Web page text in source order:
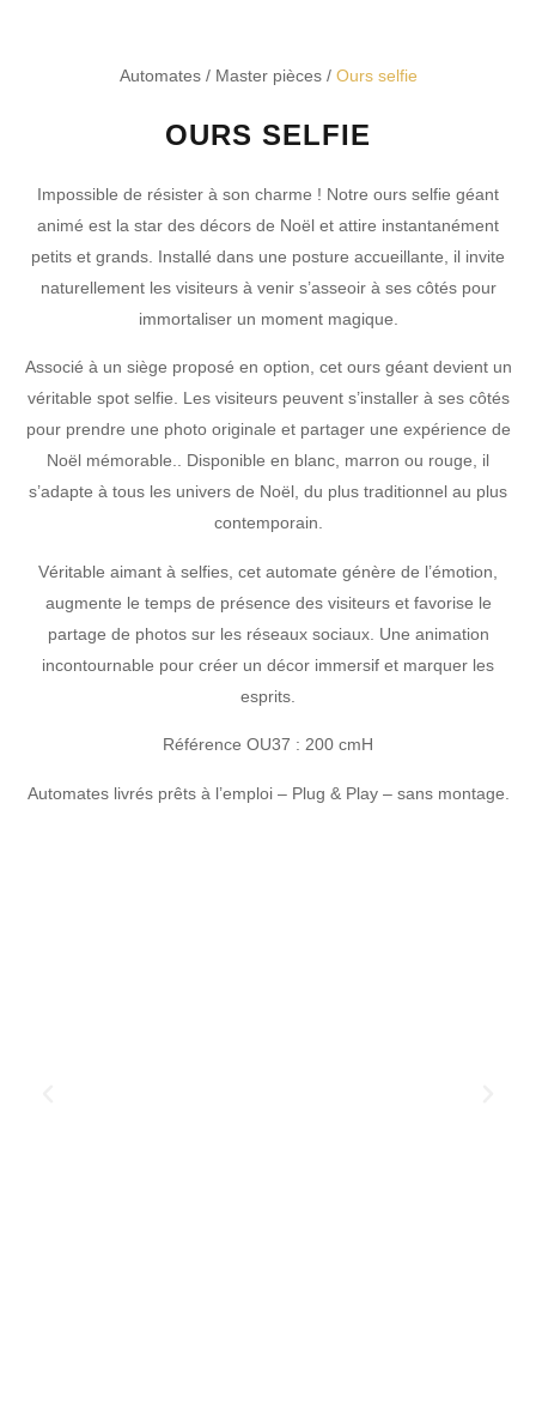
Automates / Master pièces /Ours selfie
OURS SELFIE
Impossible de résister à son charme ! Notre ours selfie géant
animé est la star des décors de Noël et attire instantanément
petits et grands. Installé dans une posture accueillante, il invite
naturellement les visiteurs à venir s’asseoir à ses côtés pour
immortaliser un moment magique.
Associé à un siège proposé en option, cet ours géant devient un
véritable spot selfie. Les visiteurs peuvent s’installer à ses côtés
pour prendre une photo originale et partager une expérience de
Noël mémorable.. Disponible en blanc, marron ou rouge, il
s’adapte à tous les univers de Noël, du plus traditionnel au plus
contemporain.
Véritable aimant à selfies, cet automate génère de l’émotion,
augmente le temps de présence des visiteurs et favorise le
partage de photos sur les réseaux sociaux. Une animation
incontournable pour créer un décor immersif et marquer les
esprits.
Référence OU37 : 200 cmH
Automates livrés prêts à l’emploi – Plug & Play– sans montage.